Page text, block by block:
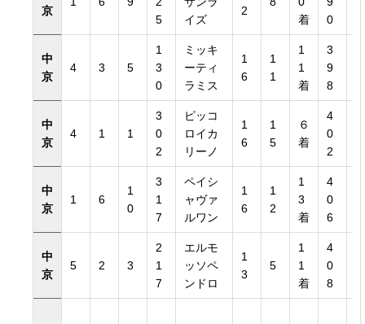
京
5
イズ
2
着
0
中
京
4 3 5
1
3
0
ミッキ
ーティ
ラミス
1
6
1
1
1
1
着
3
9
8
中
京
4 1 1
3
0
2
ピッコ
ロイカ
リーノ
1
6
1
5
６
着
4
0
2
中
京
1 6
1
0
3
1
7
ペイシ
ャヴァ
ルワン
1
6
1
2
1
3
着
4
0
6
中
京
5 2 3
2
1
7
エルモ
ッソペ
ンドロ
1
3
5
1
1
着
4
0
8